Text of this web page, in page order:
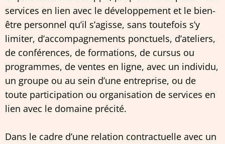
services en lien avec le développement et le bien-
être personnel qu’il s’agisse, sans toutefois s’y
limiter, d’accompagnements ponctuels, d’ateliers,
de conférences, de formations, de cursus ou
programmes, de ventes en ligne, avec un individu,
un groupe ou au sein d’une entreprise, ou de
toute participation ou organisation de services en
lien avec le domaine précité.
Dans le cadre d’une relation contractuelle avec un